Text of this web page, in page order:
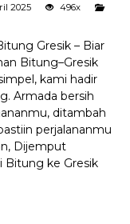
2025
496x
Gresik – Biar
Bitung–Gresik
kami hadir
Armada bersih
ditambah
perjalananmu
Dijemput
Bitung ke Gresik